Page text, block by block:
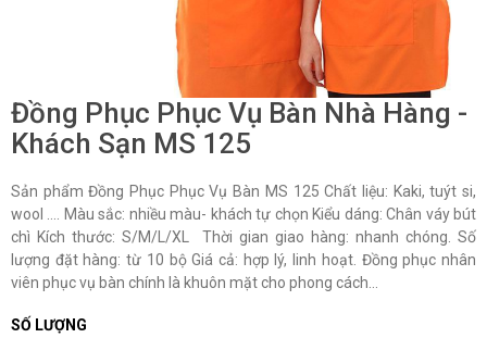
Đồng Phục Phục Vụ Bàn Nhà Hàng -
Khách Sạn MS 125
Sản phẩm Đồng Phục Phục Vụ Bàn MS 125 Chất liệu: Kaki, tuýt si,
wool …. Màu sắc: nhiều màu- khách tự chọn Kiểu dáng: Chân váy bút
chì Kích thước: S/M/L/XL Thời gian giao hàng: nhanh chóng. Số
lượng đặt hàng: từ 10 bộ Giá cả: hợp lý, linh hoạt. Đồng phục nhân
viên phục vụ bàn chính là khuôn mặt cho phong cách...
SỐ LƯỢNG